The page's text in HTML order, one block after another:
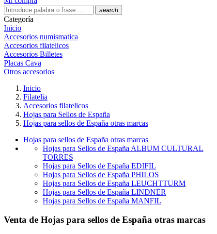
search
Categoría
Inicio
Accesorios numismatica
Accesorios filatelicos
Accesorios Billetes
Placas Cava
Otros accesorios
Inicio
Filatelia
Accesorios filatelicos
Hojas para Sellos de España
Hojas para sellos de España otras marcas
Hojas para sellos de España otras marcas
Hojas para Sellos de España ALBUM CULTURAL
TORRES
Hojas para Sellos de España EDIFIL
Hojas para Sellos de España PHILOS
Hojas para Sellos de España LEUCHTTURM
Hojas para Sellos de España LINDNER
Hojas para Sellos de España MANFIL
Venta de Hojas para sellos de España otras marcas